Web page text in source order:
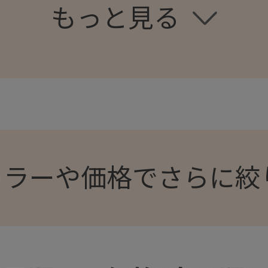
ラーや価格でさらに